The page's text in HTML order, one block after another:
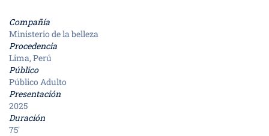
Compañía
Ministerio de la belleza
Procedencia
Lima, Perú
Público
Público Adulto
Presentación
2025
Duración
75'